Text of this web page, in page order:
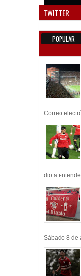
TWITTER
POPULAR
Correo
dio a
Sábado 8 de